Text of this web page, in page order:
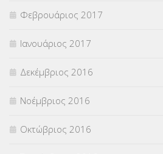
Φεβρουάριος 2017
Ιανουάριος 2017
Δεκέμβριος 2016
Νοέμβριος 2016
Οκτώβριος 2016